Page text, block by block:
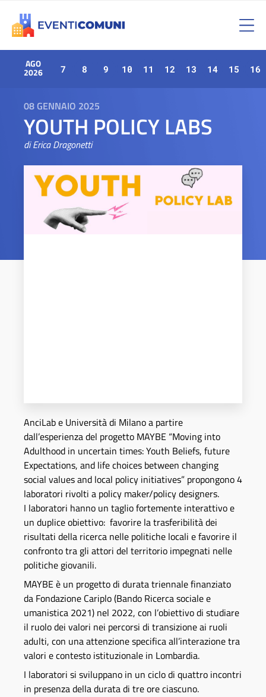
AGO
2026 7 8 9 10 11 12 13 14 15 16
08 GENNAIO 2025
YOUTH POLICY LABS
di Erica Dragonetti
AnciLab e Università di Milano a partire
dall’esperienza del progetto MAYBE “Moving into
Adulthood in uncertain times: Youth Beliefs, future
Expectations, and life choices between changing
social values and local policy initiatives” propongono 4
laboratori rivolti a policy maker/policy designers.
I laboratori hanno un taglio fortemente interattivo e
un duplice obiettivo: favorire la trasferibilità dei
risultati della ricerca nelle politiche locali e favorire il
confronto tra gli attori del territorio impegnati nelle
politiche giovanili.
MAYBE è un progetto di durata triennale finanziato
da Fondazione Cariplo (Bando Ricerca sociale e
umanistica 2021) nel 2022, con l’obiettivo di studiare
il ruolo dei valori nei percorsi di transizione ai ruoli
adulti, con una attenzione specifica all’interazione tra
valori e contesto istituzionale in Lombardia.
I laboratori si sviluppano in un ciclo di quattro incontri
in presenza della durata di tre ore ciascuno.